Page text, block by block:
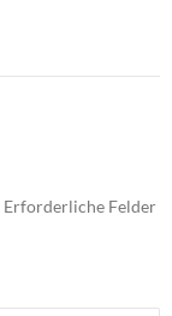
Erforderliche Felder